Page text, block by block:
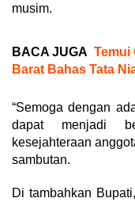
musim.
BACA JUGA Temui
Barat Bahas Tata
“Semoga dengan
dapat menjadi
kesejahteraan
sambutan.
Di tambahkan